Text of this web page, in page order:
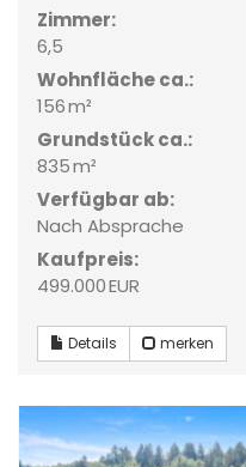
Zimmer:
6,5
Wohnfläche ca.:
156 m²
Grund­stück ca.:
835 m²
Verfügbar ab:
Nach Absprache
Kaufpreis:
499.000 EUR
Details merken